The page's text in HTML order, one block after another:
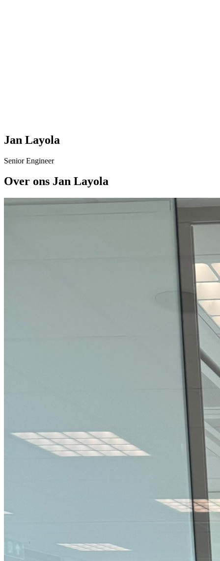
Jan Layola
Senior Engineer
Over ons Jan Layola